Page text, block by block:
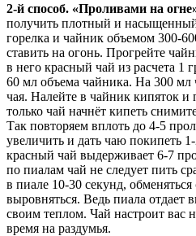
2-й способ. «Проливами на
получить плотный и
горелка и чайник объемом 300-
ставить на огонь. Прогрейте
в него красный чай из расчета 1
60 мл объема чайника. На 300 мл
чая. Налейте в чайник кипяток и
только чай начнёт кипеть
Так повторяем вплоть до 4-5
увеличить и дать чаю покипеть
красный чай выдерживает 6-7
по пиалам чай не следует пить
в пиале 10-30 секунд,
выровняться. Ведь пиала отдает
своим теплом. Чай настроит вас
время на раздумья.